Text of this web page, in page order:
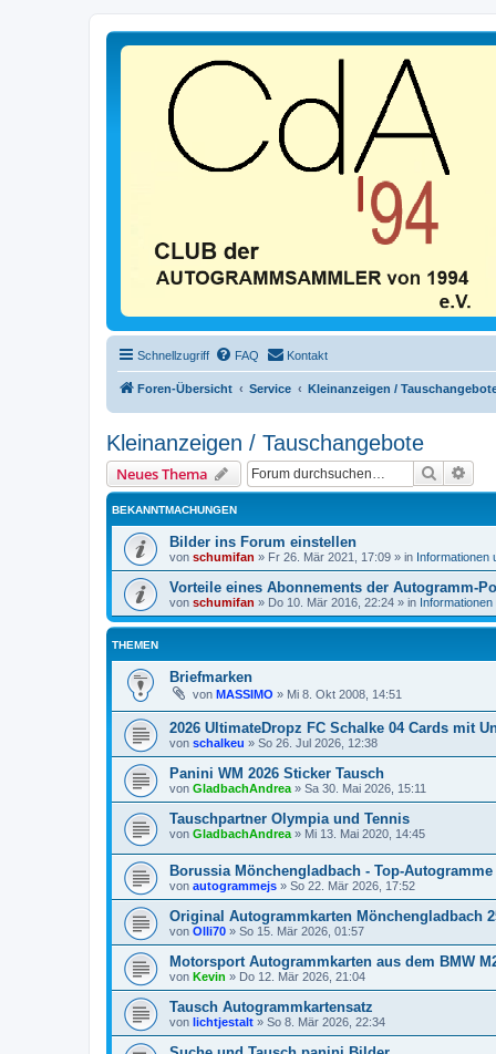
Schnellzugriff FAQ Kontakt
Foren-Übersicht Service Kleinanzeigen /
Kleinanzeigen / Tauschangebote
Neues Thema Suche
BEKANNTMACHUNGEN
Bilder ins Forum einstellen
von schumifan » Fr 26. Mär 2021, 17:09 » in Informationen
Vorteile eines Abonnements der Autogramm-
von schumifan » Do 10. Mär 2016, 22:24 » in
THEMEN
Briefmarken
von MASSIMO » Mi 8. Okt 2008, 14:51
2026 UltimateDropz FC Schalke 04 Cards mit
von schalkeu » So 26. Jul 2026, 12:38
Panini WM 2026 Sticker Tausch
von GladbachAndrea » Sa 30. Mai 2026, 15:11
Tauschpartner Olympia und Tennis
von GladbachAndrea » Mi 13. Mai 2020, 14:45
Borussia Mönchengladbach - Top-
von autogrammejs » So 22. Mär 2026, 17:52
Original Autogrammkarten Mönchengladbach
von Olli70 » So 15. Mär 2026, 01:57
Motorsport Autogrammkarten aus dem BMW
von Kevin » Do 12. Mär 2026, 21:04
Tausch Autogrammkartensatz
von lichtjestalt » So 8. Mär 2026, 22:34